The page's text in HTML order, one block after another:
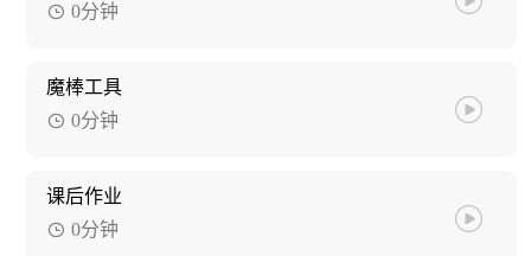
0分钟
魔棒工具
0分钟
课后作业
0分钟